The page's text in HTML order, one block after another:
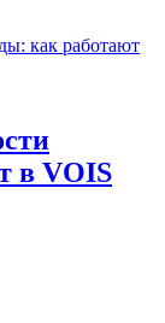
в VOIS